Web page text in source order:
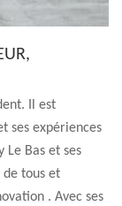
Il est
ses expériences
Le Bas et ses
tous et
. Avec ses